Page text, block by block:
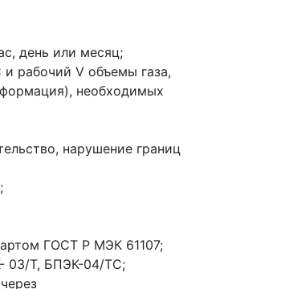
день или месяц;
рабочий V объемы газа,
необходимых
нарушение границ
ГОСТ Р МЭК 61107;
03/Т, БПЭК-04/ТС;